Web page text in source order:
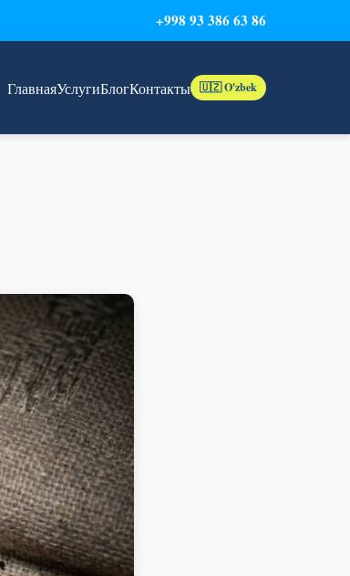
+998 93 386 63 86
ГлавнаяУслугиБлогКонтакты 🇺🇿 O'zbek